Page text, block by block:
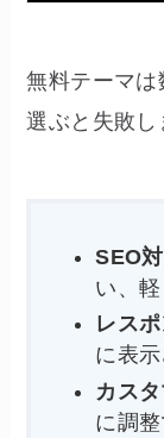
無料テーマ
選ぶと失敗し
SEO
い、
レス
に表
カス
に調